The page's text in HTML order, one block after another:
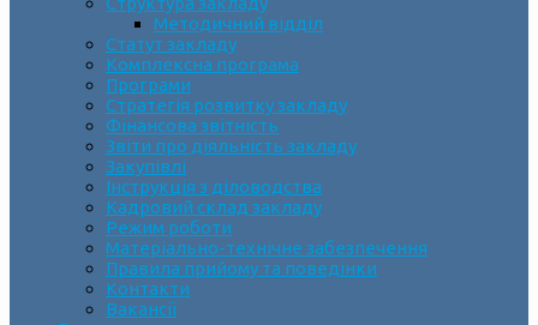
Методичний відділ
Статут закладу
Комплексна програма
Програми
Стратегія розвитку закладу
Фінансова звітність
Звіти про діяльність закладу
Закупівлі
Інструкція з діловодства
Кадровий склад закладу
Режим роботи
Матеріально-технічне забезпечення
Правила прийому та поведінки
Контакти
Вакансії